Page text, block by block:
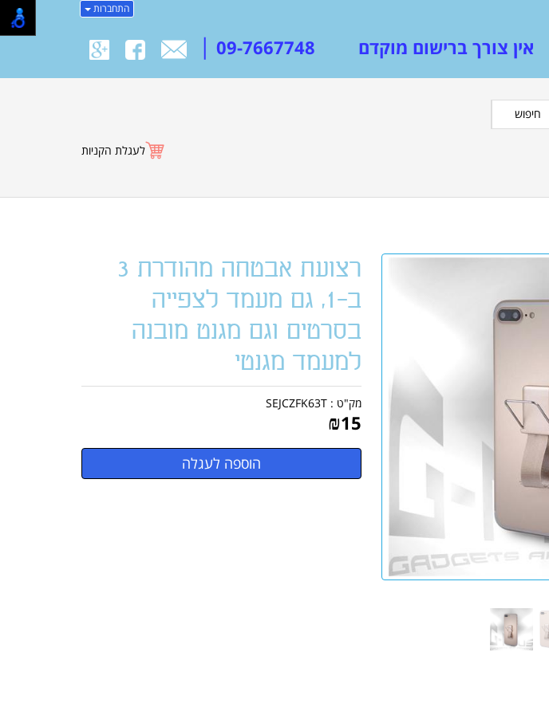
התחברות
| 09-7667748 צורך ברישום מוקדם
חיפוש
לעגלת הקניות
רצועת אבטחה מהודרת 3
ב-1, גם מעמד לצפייה
בסרטים וגם מגנט מובנה
למעמד מגנטי
מק"ט : SEJCZFK63T
₪15